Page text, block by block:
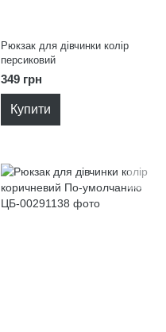
Рюкзак для дівчинки колір
персиковий
349 грн
Купити